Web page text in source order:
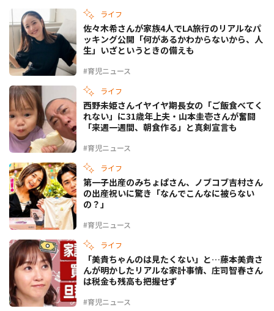
ライフ
#育児ニュース
佐々木希さんが家族4人でLA旅行のリアルなパ
ッキング公開「何があるかわからないから、人
生」いざというときの備えも
ライフ
#育児ニュース
西野未姫さんイヤイヤ期長女の「ご飯食べてく
れない」に31歳年上夫・山本圭壱さんが奮闘
「来週一週間、朝食作る」と真剣宣言も
ライフ
#育児ニュース
第一子出産のみちょぱさん、ノブコブ吉村さん
の出産祝いに驚き「なんでこんなに被らない
の？」
ライフ
#育児ニュース
「美貴ちゃんのは見たくない」と…藤本美貴さ
んが明かしたリアルな家計事情、庄司智春さん
は税金も残高も把握せず